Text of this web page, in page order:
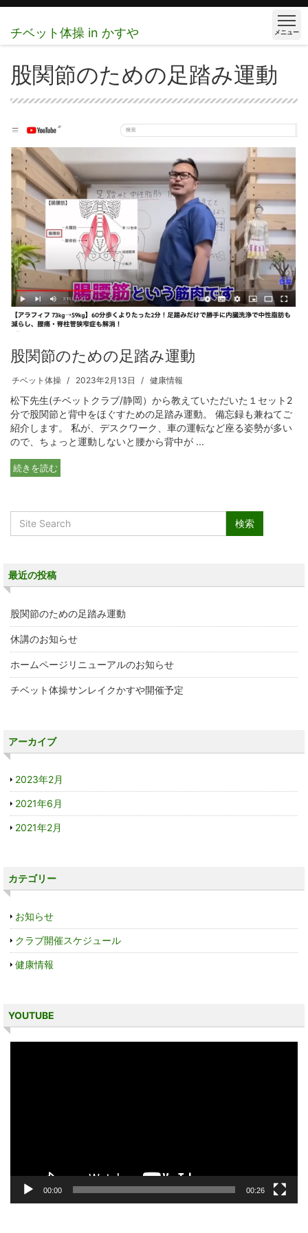
チベット体操 in かすや メニュー
股関節のための足踏み運動
股関節のための足踏み運動
チベット体操 2023年2月13日 健康情報
松下先生(チベットクラブ/静岡）から教えていただいた１セット2
分で股関節と背中をほぐすための足踏み運動。 備忘録も兼ねてご
紹介します。 私が、デスクワーク、車の運転など座る姿勢が多い
ので、ちょっと運動しないと腰から背中が ...
続きを読む
最近の投稿
股関節のための足踏み運動
休講のお知らせ
ホームページリニューアルのお知らせ
チベット体操サンレイクかすや開催予定
アーカイブ
2023年2月
2021年6月
2021年2月
カテゴリー
お知らせ
クラブ開催スケジュール
健康情報
YOUTUBE
00:00 00:26